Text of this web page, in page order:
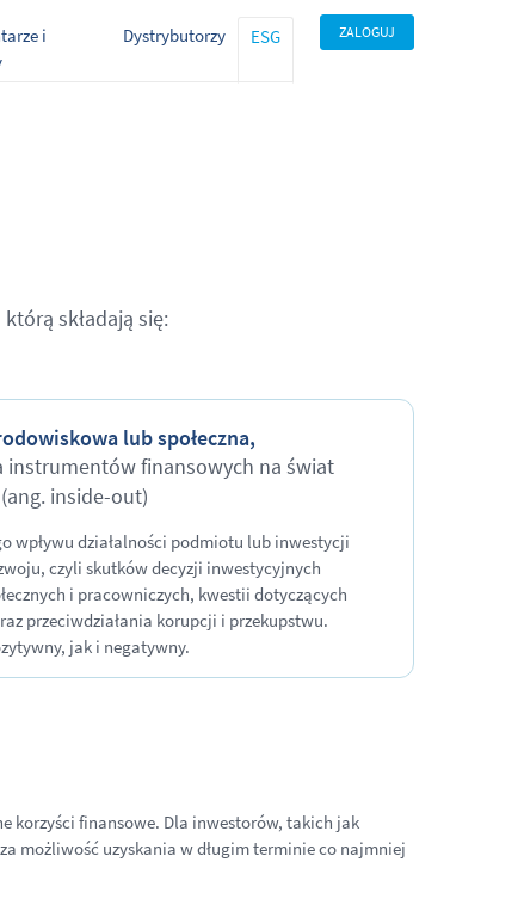
i
Dystrybutorzy ESG ZALOGUJ
składają się:
lubspołeczna,
instrumentów finansowych na świat
(ang. inside-out)
wpływu działalności podmiotu lub inwestycji
czyli skutków decyzji inwestycyjnych
i pracowniczych, kwestii dotyczących
przeciwdziałania korupcji i przekupstwu.
jak i negatywny.
korzyści finansowe. Dla inwestorów, takich jak
możliwość uzyskania w długim terminie co najmniej